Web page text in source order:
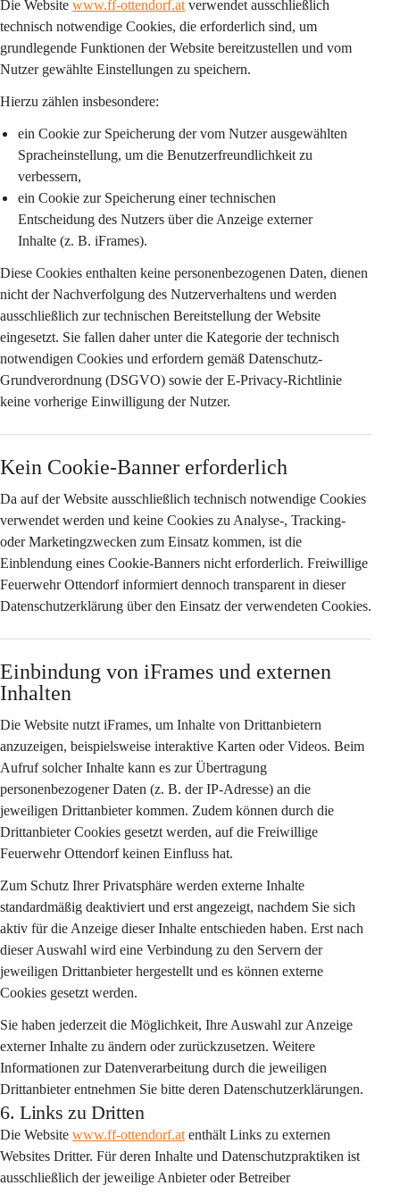
Die Website www.ff-ottendorf.at verwendet ausschließlich
technisch notwendige Cookies, die erforderlich sind, um
grundlegende Funktionen der Website bereitzustellen und vom
Nutzer gewählte Einstellungen zu speichern.
Hierzu zählen insbesondere:
ein Cookie zur Speicherung der vom Nutzer ausgewählten
Spracheinstellung, um die Benutzerfreundlichkeit zu
verbessern,
ein Cookie zur Speicherung einer technischen
Entscheidung des Nutzers über die Anzeige externer
Inhalte (z. B. iFrames).
Diese Cookies enthalten keine personenbezogenen Daten, dienen
nicht der Nachverfolgung des Nutzerverhaltens und werden
ausschließlich zur technischen Bereitstellung der Website
eingesetzt. Sie fallen daher unter die Kategorie der technisch
notwendigen Cookies und erfordern gemäß Datenschutz-
Grundverordnung (DSGVO) sowie der E-Privacy-Richtlinie
keine vorherige Einwilligung der Nutzer.
Kein Cookie-Banner erforderlich
Da auf der Website ausschließlich technisch notwendige Cookies
verwendet werden und keine Cookies zu Analyse-, Tracking-
oder Marketingzwecken zum Einsatz kommen, ist die
Einblendung eines Cookie-Banners nicht erforderlich. Freiwillige
Feuerwehr Ottendorf informiert dennoch transparent in dieser
Datenschutzerklärung über den Einsatz der verwendeten Cookies.
Einbindung von iFrames und externen
Inhalten
Die Website nutzt iFrames, um Inhalte von Drittanbietern
anzuzeigen, beispielsweise interaktive Karten oder Videos. Beim
Aufruf solcher Inhalte kann es zur Übertragung
personenbezogener Daten (z. B. der IP-Adresse) an die
jeweiligen Drittanbieter kommen. Zudem können durch die
Drittanbieter Cookies gesetzt werden, auf die Freiwillige
Feuerwehr Ottendorf keinen Einfluss hat.
Zum Schutz Ihrer Privatsphäre werden externe Inhalte
standardmäßig deaktiviert und erst angezeigt, nachdem Sie sich
aktiv für die Anzeige dieser Inhalte entschieden haben. Erst nach
dieser Auswahl wird eine Verbindung zu den Servern der
jeweiligen Drittanbieter hergestellt und es können externe
Cookies gesetzt werden.
Sie haben jederzeit die Möglichkeit, Ihre Auswahl zur Anzeige
externer Inhalte zu ändern oder zurückzusetzen. Weitere
Informationen zur Datenverarbeitung durch die jeweiligen
Drittanbieter entnehmen Sie bitte deren Datenschutzerklärungen.
6. Links zu Dritten
Die Website www.ff-ottendorf.at enthält Links zu externen
Websites Dritter. Für deren Inhalte und Datenschutzpraktiken ist
ausschließlich der jeweilige Anbieter oder Betreiber